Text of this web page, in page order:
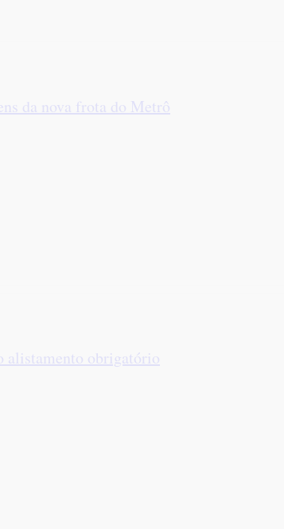
da nova frota do Metrô
alistamento obrigatório